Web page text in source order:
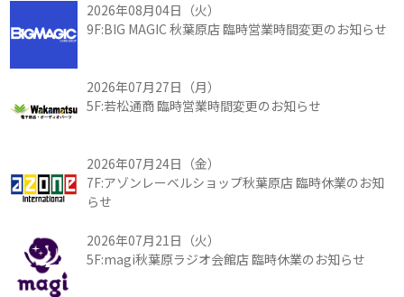
2026年08月04日（火）
9F:BIG MAGIC 秋葉原店 臨時営業時間変更のお知らせ
2026年07月27日（月）
5F:若松通商 臨時営業時間変更のお知らせ
2026年07月24日（金）
7F:アゾンレーベルショップ秋葉原店 臨時休業のお知
らせ
2026年07月21日（火）
5F:magi秋葉原ラジオ会館店 臨時休業のお知らせ